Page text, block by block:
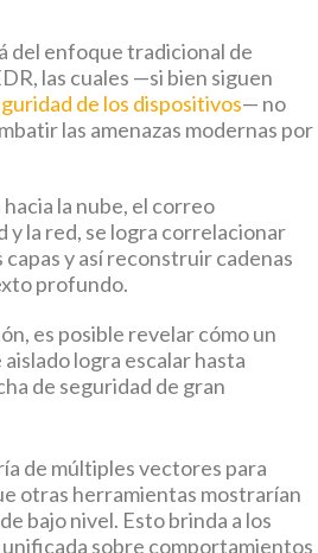
del enfoque tradicional de
las cuales —si bien siguen
de los dispositivos— no
las amenazas modernas por
la nube, el correo
la red, se logra correlacionar
y así reconstruir cadenas
profundo.
es posible revelar cómo un
logra escalar hasta
de seguridad de gran
de múltiples vectores para
otras herramientas mostrarían
bajo nivel. Esto brinda a los
sobre comportamientos